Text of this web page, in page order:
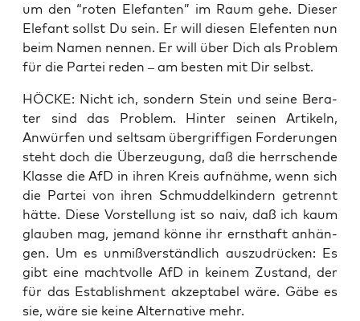
um den “roten Ele­fan­ten” im Raum gehe. Die­ser
Ele­fant sollst Du sein. Er will die­sen Elef­en­ten nun
beim Namen nen­nen. Er will über Dich als Pro­blem
für die Par­tei reden – am bes­ten mit Dir selbst.
HÖCKE: Nicht ich, son­dern Stein und sei­ne Bera­
ter sind das Pro­blem. Hin­ter sei­nen Arti­keln,
Anwür­fen und selt­sam über­grif­fi­gen For­de­run­gen
steht doch die Über­zeu­gung, daß die herr­schen­de
Klas­se die AfD in ihren Kreis auf­näh­me, wenn sich
die Par­tei von ihren Schmud­del­kin­dern getrennt
hät­te. Die­se Vor­stel­lung ist so naiv, daß ich kaum
glau­ben mag, jemand kön­ne ihr ernst­haft anhän­
gen. Um es unmiß­ver­ständ­lich aus­zu­drü­cken: Es
gibt eine macht­vol­le AfD in kei­nem Zustand, der
für das Estab­lish­ment akzep­ta­bel wäre. Gäbe es
sie, wäre sie kei­ne Alter­na­ti­ve mehr.